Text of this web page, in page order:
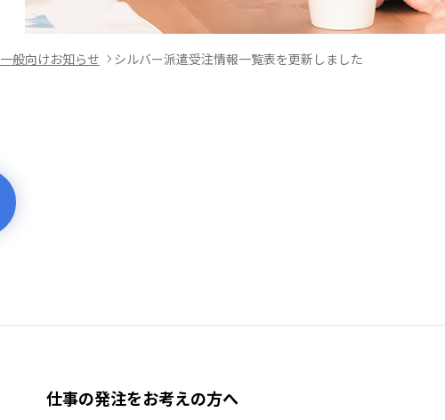
一般向けお知らせ シルバー派遣受注情報一覧表を更新しました
仕事の発注をお考えの方へ